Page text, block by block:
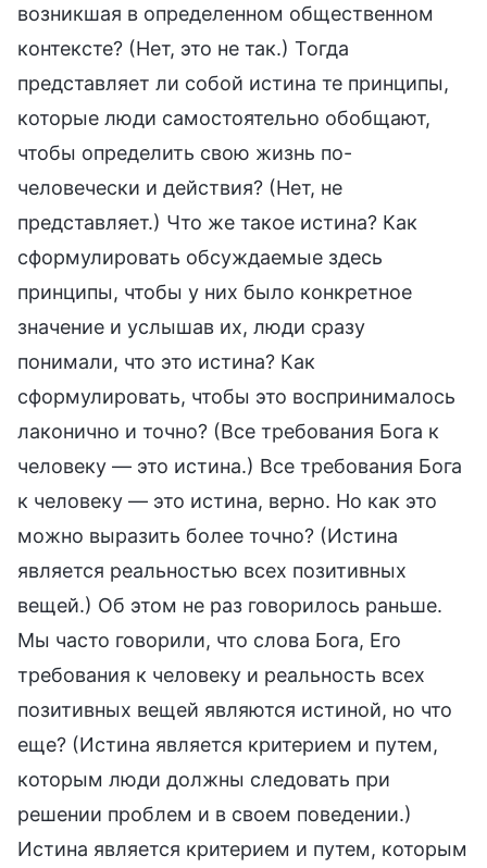
возникшая в определенном общественном
контексте? (Нет, это не так.) Тогда
представляет ли собой истина те принципы,
которые люди самостоятельно обобщают,
чтобы определить свою жизнь по-
человечески и действия? (Нет, не
представляет.) Что же такое истина? Как
сформулировать обсуждаемые здесь
принципы, чтобы у них было конкретное
значение и услышав их, люди сразу
понимали, что это истина? Как
сформулировать, чтобы это воспринималось
лаконично и точно? (Все требования Бога к
человеку — это истина.) Все требования Бога
к человеку — это истина, верно. Но как это
можно выразить более точно? (Истина
является реальностью всех позитивных
вещей.) Об этом не раз говорилось раньше.
Мы часто говорили, что слова Бога, Его
требования к человеку и реальность всех
позитивных вещей являются истиной, но что
еще? (Истина является критерием и путем,
которым люди должны следовать при
решении проблем и в своем поведении.)
Истина является критерием и путем, которым